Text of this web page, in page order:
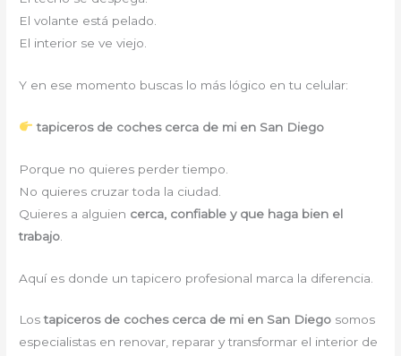
El volante está pelado.
El interior se ve viejo.
Y en ese momento buscas lo más lógico en tu celular:
tapiceros de coches cerca de mi en San Diego
Porque no quieres perder tiempo.
No quieres cruzar toda la ciudad.
Quieres a alguien cerca, confiable y que haga bien el
trabajo
Aquí es donde un tapicero profesional marca la diferencia.
Lostapiceros de coches cerca de mi en San Diego somos
especialistas en renovar, reparar y transformar el interior de